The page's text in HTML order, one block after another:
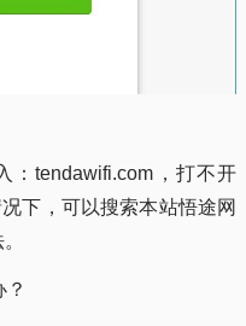
：tendawifi.com，打不开
下，可以搜索本站悟途网